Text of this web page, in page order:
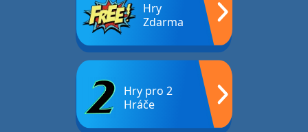
Hry
Zdarma
Hry pro 2
Hráče